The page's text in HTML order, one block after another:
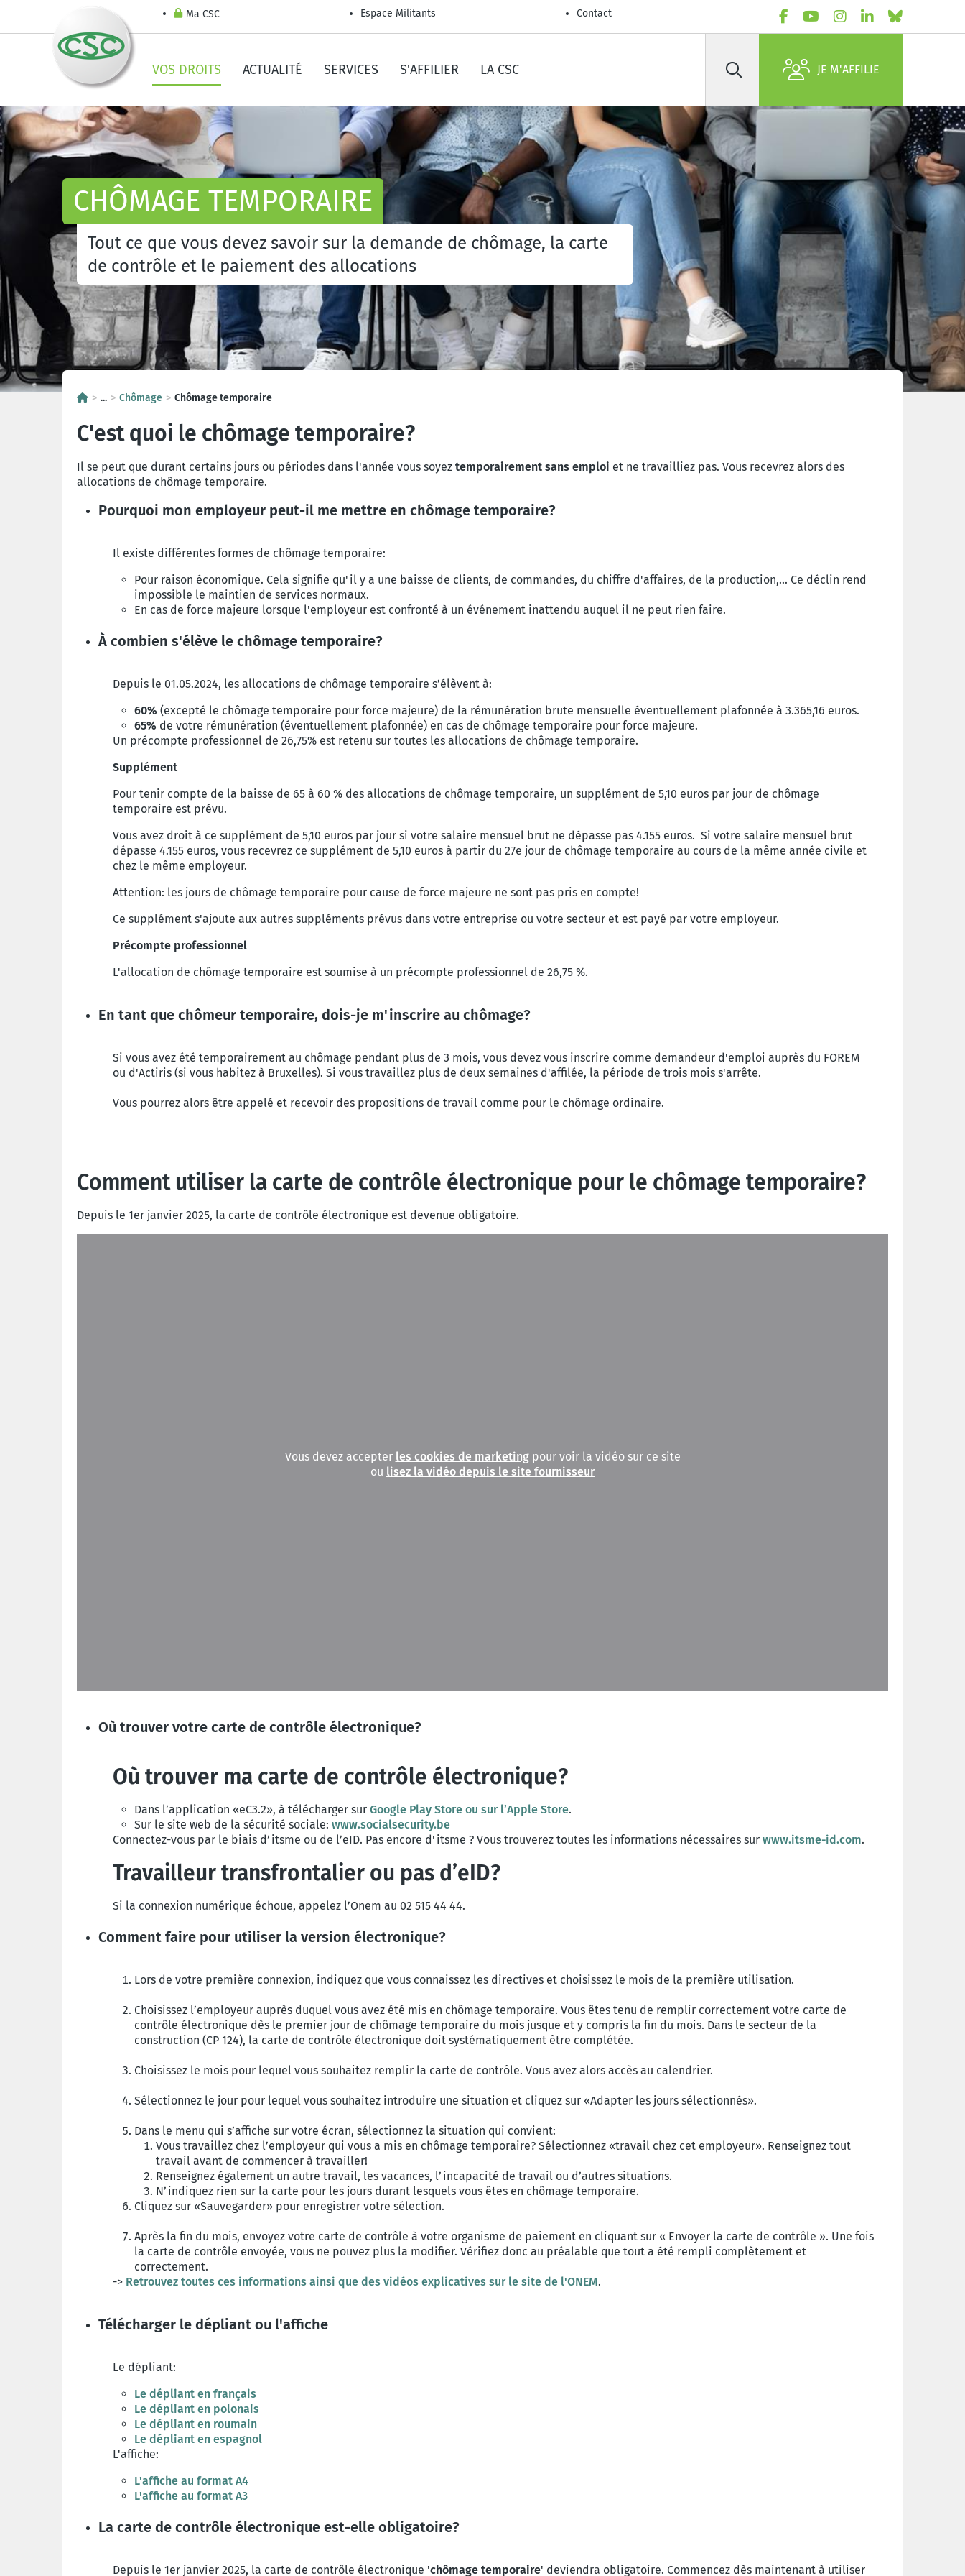
Ma CSC Espace Militants Contact
VOS DROITS ACTUALITÉ SERVICES S'AFFILIER LA CSC Rechercher JE M'AFFILIE
CHÔMAGE TEMPORAIRE
Tout ce que vous devez savoir sur la demande de chômage, la carte
de contrôle et le paiement des allocations
... Chômage Chômage temporaire
C'est quoi le chômage temporaire?
Il se peut que durant certains jours ou périodes dans l'année vous soyez temporairement sans emploi et ne travailliez pas. Vous recevrez alors des
allocations de chômage temporaire.
Pourquoi mon employeur peut-il me mettre en chômage temporaire?
Il existe différentes formes de chômage temporaire:
Pour raison économique. Cela signifie qu'il y a une baisse de clients, de commandes, du chiffre d'affaires, de la production,... Ce déclin rend
impossible le maintien de services normaux.
En cas de force majeure lorsque l'employeur est confronté à un événement inattendu auquel il ne peut rien faire.
À combien s'élève le chômage temporaire?
Depuis le 01.05.2024, les allocations de chômage temporaire s’élèvent à:
60% (excepté le chômage temporaire pour force majeure) de la rémunération brute mensuelle éventuellement plafonnée à 3.365,16 euros.
65% de votre rémunération (éventuellement plafonnée) en cas de chômage temporaire pour force majeure.
Un précompte professionnel de 26,75% est retenu sur toutes les allocations de chômage temporaire.
Supplément
Pour tenir compte de la baisse de 65 à 60 % des allocations de chômage temporaire, un supplément de 5,10 euros par jour de chômage
temporaire est prévu.
Vous avez droit à ce supplément de 5,10 euros par jour si votre salaire mensuel brut ne dépasse pas 4.155 euros. Si votre salaire mensuel brut
dépasse 4.155 euros, vous recevrez ce supplément de 5,10 euros à partir du 27e jour de chômage temporaire au cours de la même année civile et
chez le même employeur.
Attention: les jours de chômage temporaire pour cause de force majeure ne sont pas pris en compte!
Ce supplément s'ajoute aux autres suppléments prévus dans votre entreprise ou votre secteur et est payé par votre employeur.
Précompte professionnel
L'allocation de chômage temporaire est soumise à un précompte professionnel de 26,75 %.
En tant que chômeur temporaire, dois-je m'inscrire au chômage?
Si vous avez été temporairement au chômage pendant plus de 3 mois, vous devez vous inscrire comme demandeur d'emploi auprès du FOREM
ou d'Actiris (si vous habitez à Bruxelles). Si vous travaillez plus de deux semaines d'affilée, la période de trois mois s'arrête.
Vous pourrez alors être appelé et recevoir des propositions de travail comme pour le chômage ordinaire.
Comment utiliser la carte de contrôle électronique pour le chômage temporaire?
Depuis le 1er janvier 2025, la carte de contrôle électronique est devenue obligatoire.
Vous devez accepter les cookies de marketingpour voir la vidéo sur ce site
ou lisez la vidéo depuis le site fournisseur
Où trouver votre carte de contrôle électronique?
Où trouver ma carte de contrôle électronique?
Dans l’application «eC3.2», à télécharger sur Google Play Store ou sur l’Apple Store.
Sur le site web de la sécurité sociale: www.socialsecurity.be
Connectez-vous par le biais d’itsme ou de l’eID. Pas encore d'itsme ? Vous trouverez toutes les informations nécessaires sur www.itsme-id.com.
Travailleur transfrontalier ou pas d’eID?
Si la connexion numérique échoue, appelez l’Onem au 02 515 44 44.
Comment faire pour utiliser la version électronique?
Lors de votre première connexion, indiquez que vous connaissez les directives et choisissez le mois de la première utilisation.
Choisissez l’employeur auprès duquel vous avez été mis en chômage temporaire. Vous êtes tenu de remplir correctement votre carte de
contrôle électronique dès le premier jour de chômage temporaire du mois jusque et y compris la fin du mois. Dans le secteur de la
construction (CP 124), la carte de contrôle électronique doit systématiquement être complétée.
Choisissez le mois pour lequel vous souhaitez remplir la carte de contrôle. Vous avez alors accès au calendrier.
Sélectionnez le jour pour lequel vous souhaitez introduire une situation et cliquez sur «Adapter les jours sélectionnés».
Dans le menu qui s’affiche sur votre écran, sélectionnez la situation qui convient:
Vous travaillez chez l’employeur qui vous a mis en chômage temporaire? Sélectionnez «travail chez cet employeur». Renseignez tout
travail avant de commencer à travailler!
Renseignez également un autre travail, les vacances, l’incapacité de travail ou d’autres situations.
N’indiquez rien sur la carte pour les jours durant lesquels vous êtes en chômage temporaire.
Cliquez sur «Sauvegarder» pour enregistrer votre sélection.
Après la fin du mois, envoyez votre carte de contrôle à votre organisme de paiement en cliquant sur « Envoyer la carte de contrôle ». Une fois
la carte de contrôle envoyée, vous ne pouvez plus la modifier. Vérifiez donc au préalable que tout a été rempli complètement et
correctement.
-> Retrouvez toutes ces informations ainsi que des vidéos explicatives sur le site de l'ONEM.
Télécharger le dépliant ou l'affiche
Le dépliant:
Le dépliant en français
Le dépliant en polonais
Le dépliant en roumain
Le dépliant en espagnol
L'affiche:
L'affiche au format A4
L'affiche au format A3
La carte de contrôle électronique est-elle obligatoire?
Depuis le 1er janvier 2025, la carte de contrôle électronique 'chômage temporaire' deviendra obligatoire. Commencez dès maintenant à utiliser